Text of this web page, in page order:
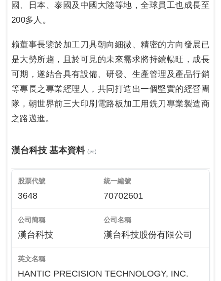
國、日本、泰國及中國大陸等地，全球員工也成長至
200多人。
賴董事長鑒於加工刀具朝向細微、精密的方向發展已
是大勢所趨，且於可見的未來需求將持續暢旺，成長
可期，遂結合具有設備、研發、生產管理及產品行銷
等專長之專業經理人，共同打造出一個堅實的經營團
隊，朝世界前三大印刷電路板加工用銑刀專業製造商
之路邁進。
漢台科技 基本資料 (未)
股票代號
3648
統一編號
70702601
公司簡稱
漢台科技
公司名稱
漢台科技股份有限公司
英文名稱
HANTIC PRECISION TECHNOLOGY, INC.